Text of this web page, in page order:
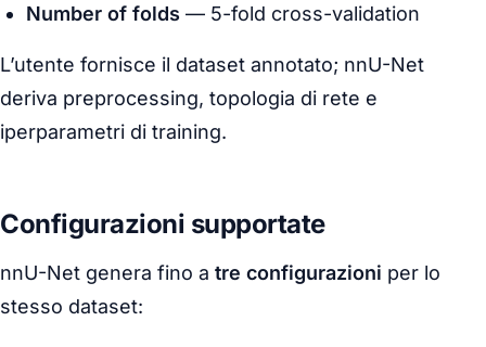
Number of folds — 5-fold cross-validation
L’utente fornisce il dataset annotato; nnU-Net
deriva preprocessing, topologia di rete e
iperparametri di training.
Configurazioni supportate
nnU-Net genera fino a tre configurazioni per lo
stesso dataset: